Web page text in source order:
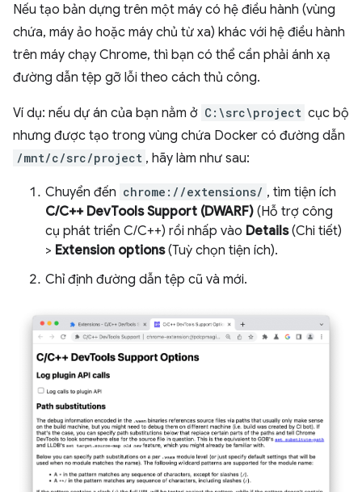
Nếu tạo bản dựng trên một máy có hệ điều hành (vùng
chứa, máy ảo hoặc máy chủ từ xa) khác với hệ điều hành
trên máy chạy Chrome, thì bạn có thể cần phải ánh xạ
đường dẫn tệp gỡ lỗi theo cách thủ công.
Ví dụ: nếu dự án của bạn nằm ở C:\src\project cục bộ
nhưng được tạo trong vùng chứa Docker có đường dẫn
/mnt/c/src/project , hãy làm như sau:
Chuyển đến chrome://extensions/ , tìm tiện ích
C/C++ DevTools Support (DWARF) (Hỗ trợ công
cụ phát triển C/C++) rồi nhấp vào Details(Chi tiết)
> Extension options(Tuỳ chọn tiện ích).
Chỉ định đường dẫn tệp cũ và mới.